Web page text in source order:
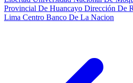
Provincial De Huancayo Dirección De
Lima Centro Banco De La Nacion